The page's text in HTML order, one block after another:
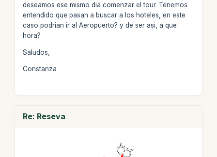
deseamos ese mismo dia comenzar el tour. Tenemos
entendido que pasan a buscar a los hoteles, en este
caso podrian ir al Aeropuerto? y de ser asi, a que
hora?
Saludos,
Constanza
Re: Reseva